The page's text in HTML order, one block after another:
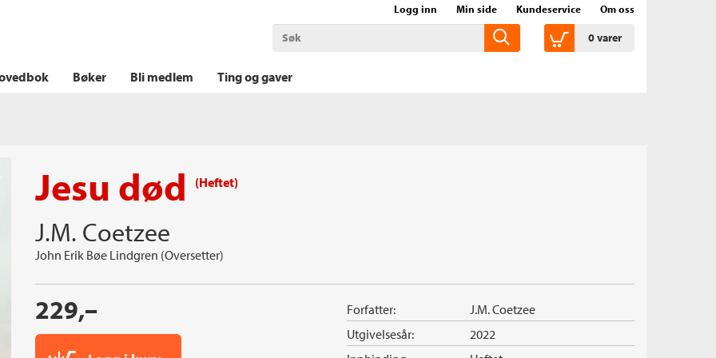
Logg inn Min side Kundeservice Om oss
0varer
Bøker Bli medlem Ting og gaver
Jesu død (Heftet)
J.M. Coetzee
John Erik Bøe Lindgren (Oversetter)
229,– Forfatter: J.M. Coetzee
Utgivelsesår: 2022